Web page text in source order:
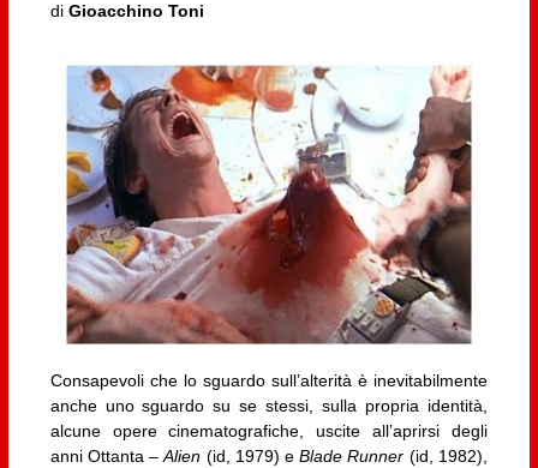
di Gioacchino Toni
Consapevoli che lo sguardo sull’alterità è inevitabilmente
anche uno sguardo su se stessi, sulla propria identità,
alcune opere cinematografiche, uscite all’aprirsi degli
anni Ottanta –Alien (id, 1979) eBlade Runner (id, 1982),